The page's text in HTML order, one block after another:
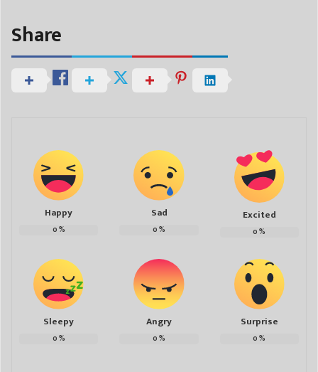
Share
Happy
0%
Sad
0%
Excited
0%
Sleepy
0%
Angry
0%
Surprise
0%